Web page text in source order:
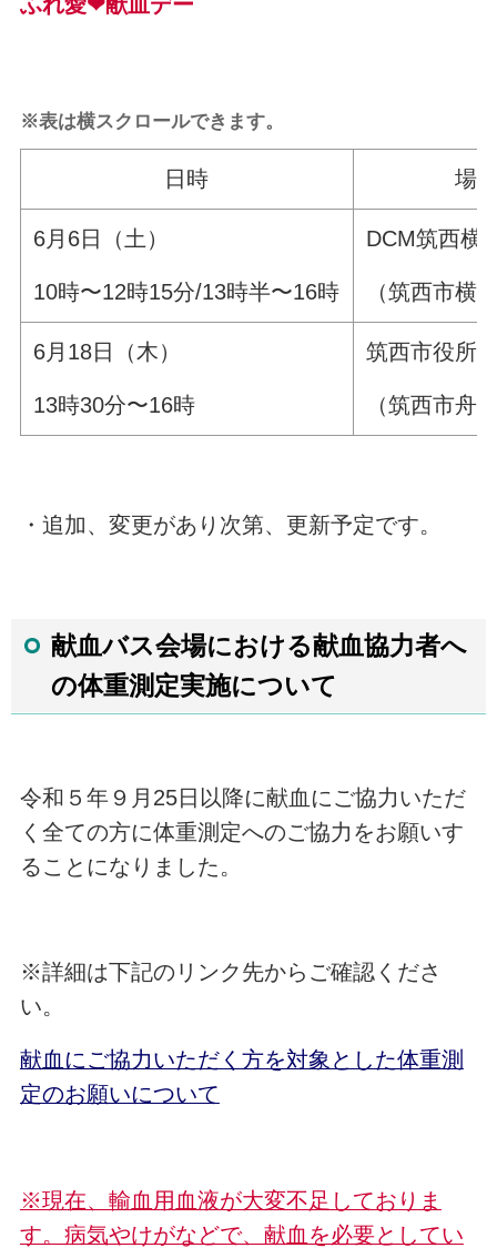
※表は横スクロールできます。
日時 場
6月6日（土）
10時〜12時15分/13時半〜16時
DCM筑西横
（筑西市横
6月18日（木）
13時30分〜16時
筑西市役所
（筑西市舟
・追加、変更があり次第、更新予定です。
献血バス会場における献血協力者へ
の体重測定実施について
令和５年９月25日以降に献血にご協力いただ
く全ての方に体重測定へのご協力をお願いす
ることになりました。
※詳細は下記のリンク先からご確認くださ
い。
献血にご協力いただく方を対象とした体重測
定のお願いについて
※現在、輸血用血液が大変不足しておりま
す。病気やけがなどで、献血を必要としてい